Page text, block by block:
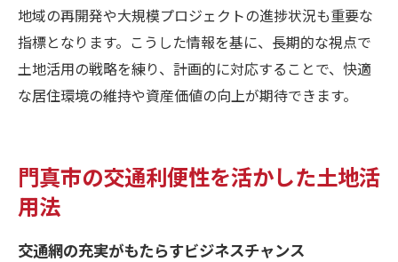
地域の再開発や大規模プロジェクトの進捗状況も重要な
指標となります。こうした情報を基に、長期的な視点で
土地活用の戦略を練り、計画的に対応することで、快適
な居住環境の維持や資産価値の向上が期待できます。
門真市の交通利便性を活かした土地活
用法
交通網の充実がもたらすビジネスチャンス